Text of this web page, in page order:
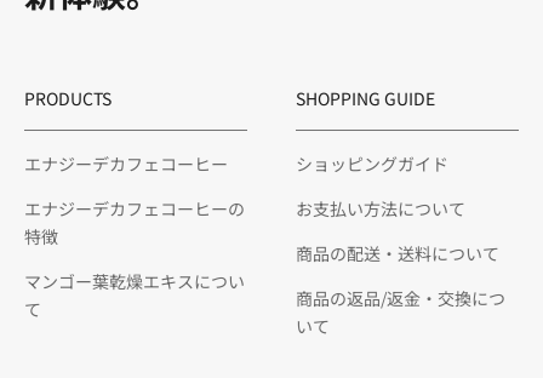
PRODUCTS
エナジーデカフェコーヒー
エナジーデカフェコーヒーの
特徴
マンゴー葉乾燥エキスについ
て
SHOPPING GUIDE
ショッピングガイド
お支払い方法について
商品の配送・送料について
商品の返品/返金・交換につ
いて